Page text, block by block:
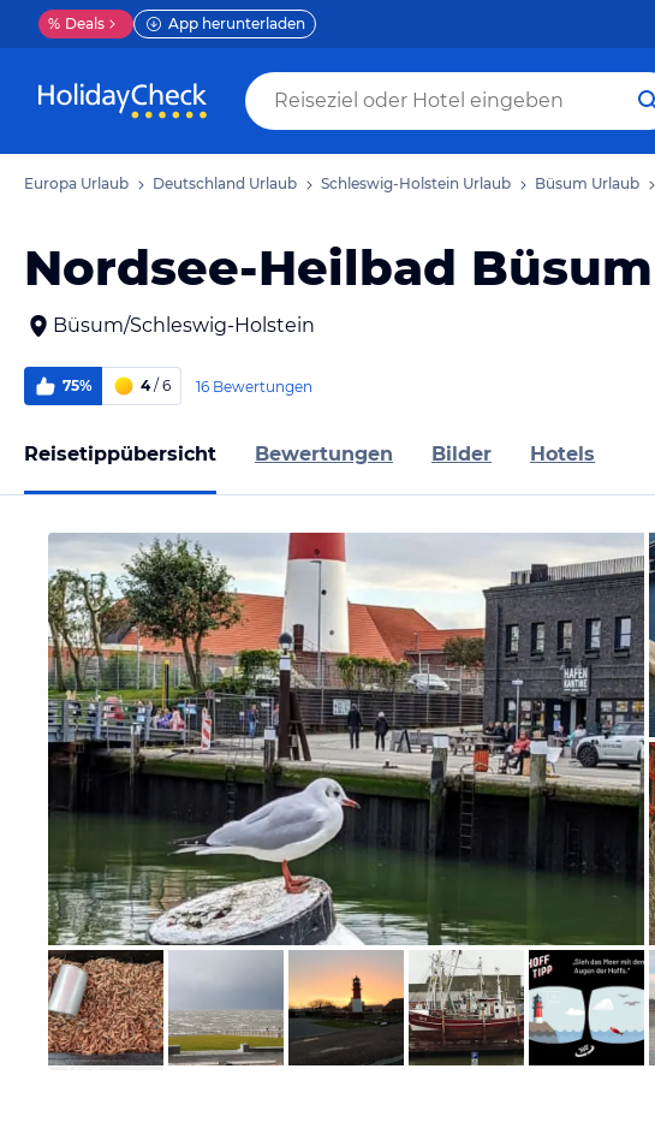
% Deals App herunterladen
Europa Urlaub Deutschland Urlaub Schleswig-Holstein Urlaub Büsum Urlaub
Nordsee-Heilbad Büsum
Büsum/Schleswig-Holstein
75% 4/ 6 16 Bewertungen
Reisetippübersicht Bewertungen Bilder Hotels
Bild melden
von Christel & Rainer
Bild